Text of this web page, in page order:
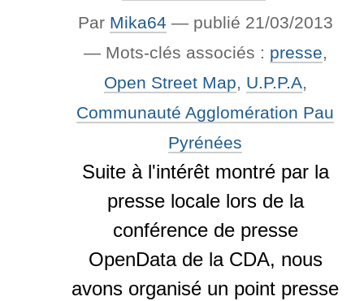
Par Mika64 — publié 21/03/2013
— Mots-clés associés : presse,
Open Street Map, U.P.P.A,
Communauté Agglomération Pau
Pyrénées
Suite à l'intérêt montré par la
presse locale lors de la
conférence de presse
OpenData de la CDA, nous
avons organisé un point presse